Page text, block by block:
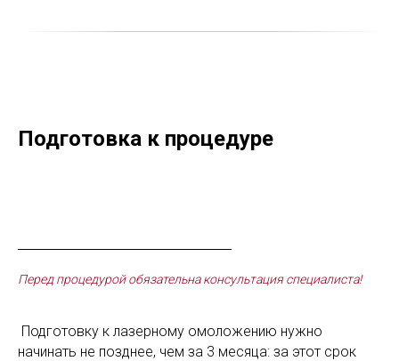
Подготовка к процедуре
Перед процедурой обязательна консультация специалиста!
Подготовку к лазерному омоложению нужно
начинать не позднее, чем за 3 месяца: за этот срок